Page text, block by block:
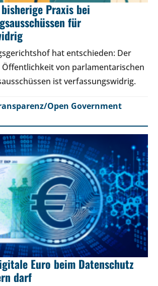
Praxis bei
für
hat entschieden: Der
Öffentlichkeit von parlamentarischen
ist verfassungswidrig.
Open Government
Euro beim Datenschutz
darf